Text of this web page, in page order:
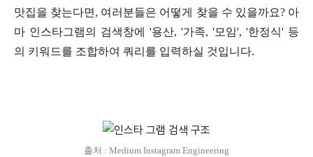
맛집을 찾는다면, 여러분들은 어떻게 찾을 수 있을까요? 아
마 인스타그램의 검색창에 '용산, '가족, '모임', '한정식' 등
의 키워드를 조합하여 쿼리를 입력하실 것입니다.
출처 : Medium Instagram Engineering